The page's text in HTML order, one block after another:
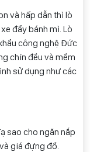
và hấp dẫn thì lò
đẩy bánh mì. Lò
công nghệ Đức
chín đều và mềm
sử dụng như các
sao cho ngăn nắp
giá đựng đồ.